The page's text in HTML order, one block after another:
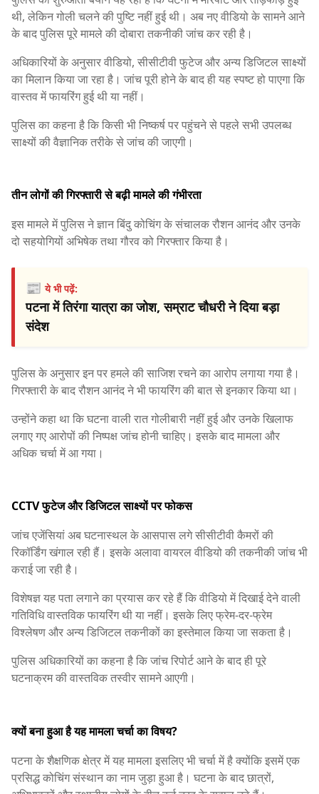
थी, लेकिन गोली चलने की पुष्टि नहीं हुई थी। अब नए वीडियो के सामने आने
के बाद पुलिस पूरे मामले की दोबारा तकनीकी जांच कर रही है।
अधिकारियों के अनुसार वीडियो, सीसीटीवी फुटेज और अन्य डिजिटल साक्ष्यों
का मिलान किया जा रहा है। जांच पूरी होने के बाद ही यह स्पष्ट हो पाएगा कि
वास्तव में फायरिंग हुई थी या नहीं।
पुलिस का कहना है कि किसी भी निष्कर्ष पर पहुंचने से पहले सभी उपलब्ध
साक्ष्यों की वैज्ञानिक तरीके से जांच की जाएगी।
तीन लोगों की गिरफ्तारी से बढ़ी मामले की गंभीरता
इस मामले में पुलिस ने ज्ञान बिंदु कोचिंग के संचालक रौशन आनंद और उनके
दो सहयोगियों अभिषेक तथा गौरव को गिरफ्तार किया है।
📰ये भी पढ़ें:
पटना में तिरंगा यात्रा का जोश, सम्राट चौधरी ने दिया बड़ा
संदेश
पुलिस के अनुसार इन पर हमले की साजिश रचने का आरोप लगाया गया है।
गिरफ्तारी के बाद रौशन आनंद ने भी फायरिंग की बात से इनकार किया था।
उन्होंने कहा था कि घटना वाली रात गोलीबारी नहीं हुई और उनके खिलाफ
लगाए गए आरोपों की निष्पक्ष जांच होनी चाहिए। इसके बाद मामला और
अधिक चर्चा में आ गया।
CCTV फुटेज और डिजिटल साक्ष्यों पर फोकस
जांच एजेंसियां अब घटनास्थल के आसपास लगे सीसीटीवी कैमरों की
रिकॉर्डिंग खंगाल रही हैं। इसके अलावा वायरल वीडियो की तकनीकी जांच भी
कराई जा रही है।
विशेषज्ञ यह पता लगाने का प्रयास कर रहे हैं कि वीडियो में दिखाई देने वाली
गतिविधि वास्तविक फायरिंग थी या नहीं। इसके लिए फ्रेम-दर-फ्रेम
विश्लेषण और अन्य डिजिटल तकनीकों का इस्तेमाल किया जा सकता है।
पुलिस अधिकारियों का कहना है कि जांच रिपोर्ट आने के बाद ही पूरे
घटनाक्रम की वास्तविक तस्वीर सामने आएगी।
क्यों बना हुआ है यह मामला चर्चा का विषय?
पटना के शैक्षणिक क्षेत्र में यह मामला इसलिए भी चर्चा में है क्योंकि इसमें एक
प्रसिद्ध कोचिंग संस्थान का नाम जुड़ा हुआ है। घटना के बाद छात्रों,